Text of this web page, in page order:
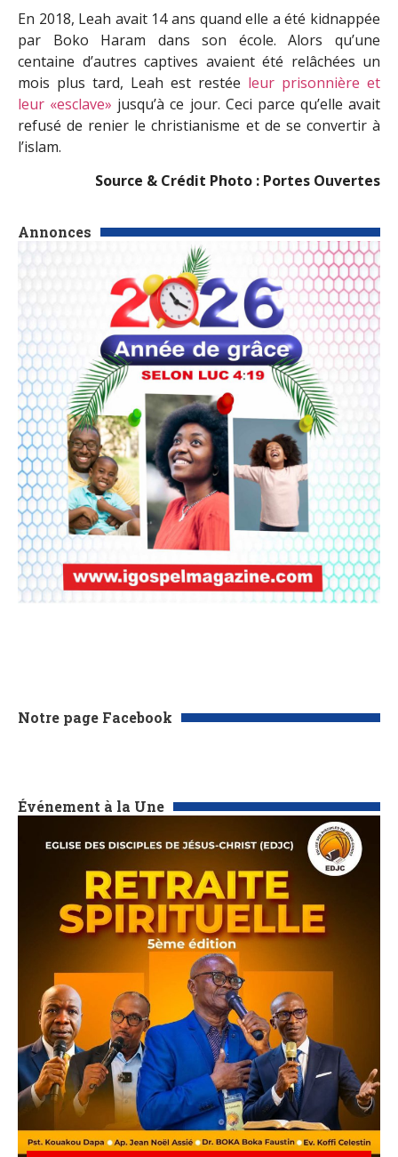
Annonces
Notre page Facebook
Événement à la Une
En 2018, Leah avait 14 ans quand elle a été kidnappée
par Boko Haram dans son école. Alors qu’une
centaine d’autres captives avaient été relâchées un
mois plus tard, Leah est restée leur prisonnière et
leur «esclave» jusqu’à ce jour. Ceci parce qu’elle avait
refusé de renier le christianisme et de se convertir à
l’islam.
Source & Crédit Photo : Portes Ouvertes